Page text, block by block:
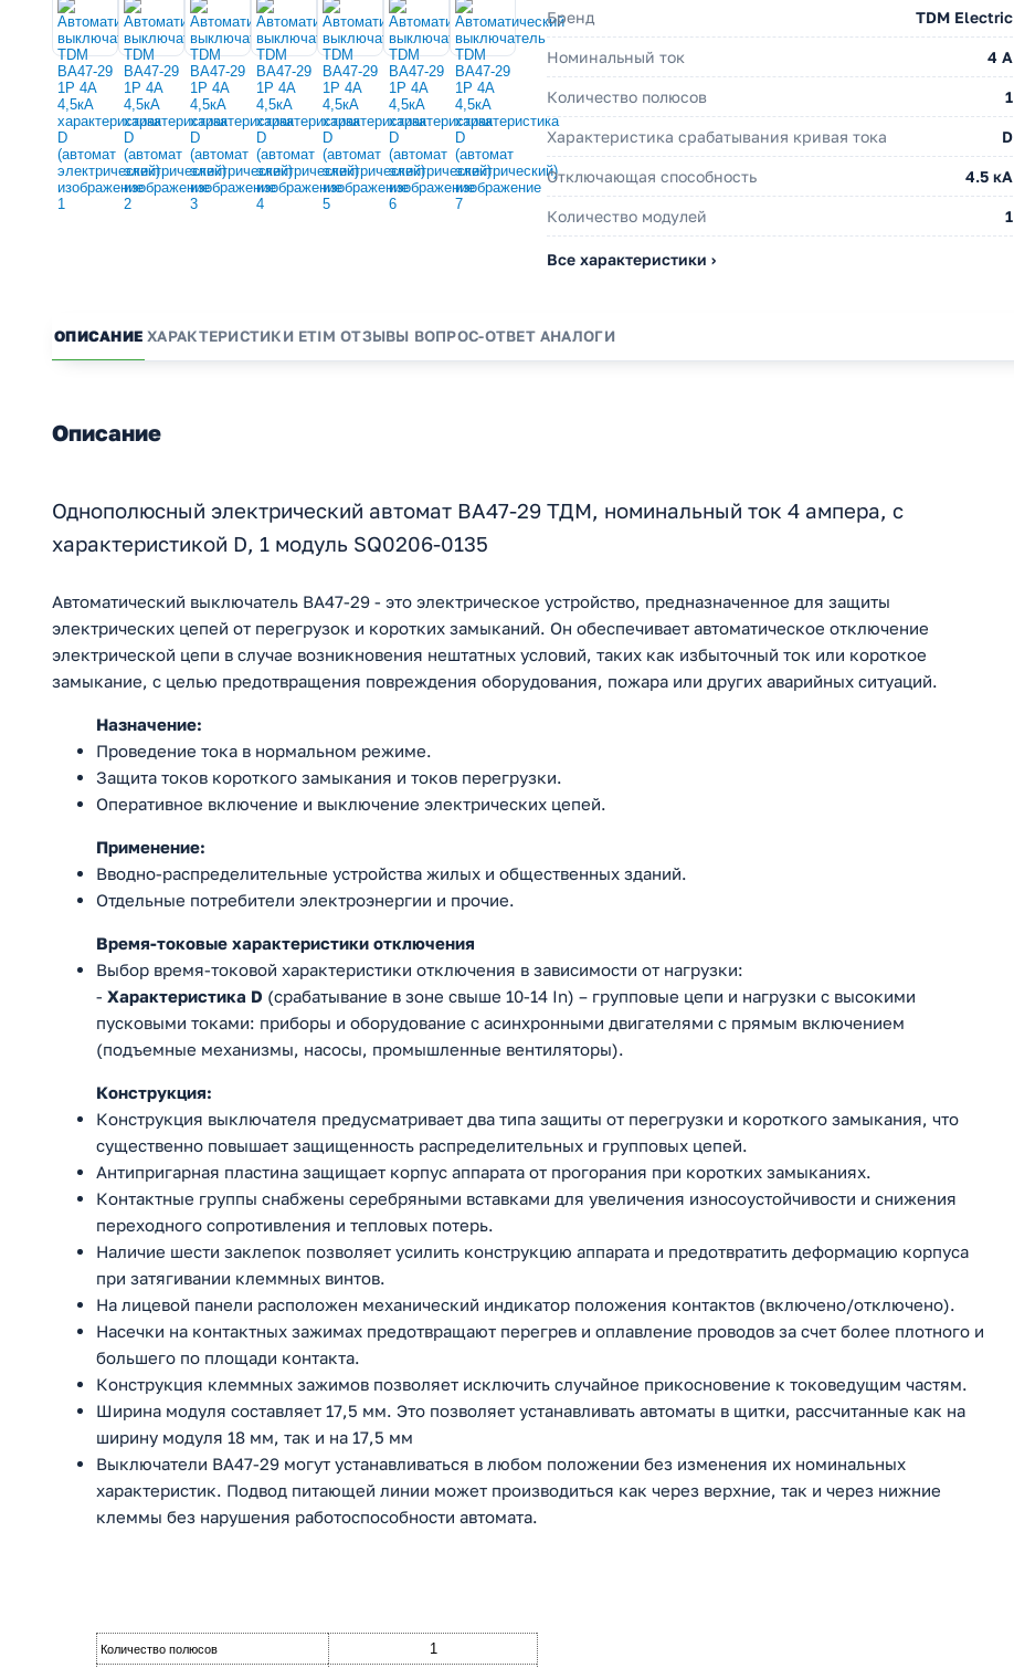
Бренд TDM Electric
Номинальный ток 4 A
Количество полюсов 1
Характеристика срабатывания кривая тока D
Отключающая способность 4.5 кА
Количество модулей 1
Все характеристики ›
ОПИСАНИЕ ХАРАКТЕРИСТИКИ ETIM ОТЗЫВЫ ВОПРОС-ОТВЕТ АНАЛОГИ
Описание
Однополюсный электрический автомат ВА47-29 ТДМ, номинальный ток 4 ампера, с
характеристикой D, 1 модуль SQ0206-0135
Автоматический выключатель ВА47-29 - это электрическое устройство, предназначенное для защиты
электрических цепей от перегрузок и коротких замыканий. Он обеспечивает автоматическое отключение
электрической цепи в случае возникновения нештатных условий, таких как избыточный ток или короткое
замыкание, с целью предотвращения повреждения оборудования, пожара или других аварийных ситуаций.
Назначение:
Проведение тока в нормальном режиме.
Защита токов короткого замыкания и токов перегрузки.
Оперативное включение и выключение электрических цепей.
Применение:
Вводно-распределительные устройства жилых и общественных зданий.
Отдельные потребители электроэнергии и прочие.
Время-токовые характеристики отключения
Выбор время-токовой характеристики отключения в зависимости от нагрузки:
- Характеристика D (срабатывание в зоне свыше 10-14 In) – групповые цепи и нагрузки с высокими
пусковыми токами: приборы и оборудование с асинхронными двигателями с прямым включением
(подъемные механизмы, насосы, промышленные вентиляторы).
Конструкция:
Конструкция выключателя предусматривает два типа защиты от перегрузки и короткого замыкания, что
существенно повышает защищенность распределительных и групповых цепей.
Антипригарная пластина защищает корпус аппарата от прогорания при коротких замыканиях.
Контактные группы снабжены серебряными вставками для увеличения износоустойчивости и снижения
переходного сопротивления и тепловых потерь.
Наличие шести заклепок позволяет усилить конструкцию аппарата и предотвратить деформацию корпуса
при затягивании клеммных винтов.
На лицевой панели расположен механический индикатор положения контактов (включено/отключено).
Насечки на контактных зажимах предотвращают перегрев и оплавление проводов за счет более плотного и
большего по площади контакта.
Конструкция клеммных зажимов позволяет исключить случайное прикосновение к токоведущим частям.
Ширина модуля составляет 17,5 мм. Это позволяет устанавливать автоматы в щитки, рассчитанные как на
ширину модуля 18 мм, так и на 17,5 мм
Выключатели ВА47-29 могут устанавливаться в любом положении без изменения их номинальных
характеристик. Подвод питающей линии может производиться как через верхние, так и через нижние
клеммы без нарушения работоспособности автомата.
Количество полюсов 1